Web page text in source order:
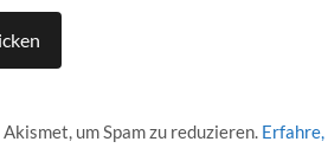
um Spam zu reduzieren. Erfahre,